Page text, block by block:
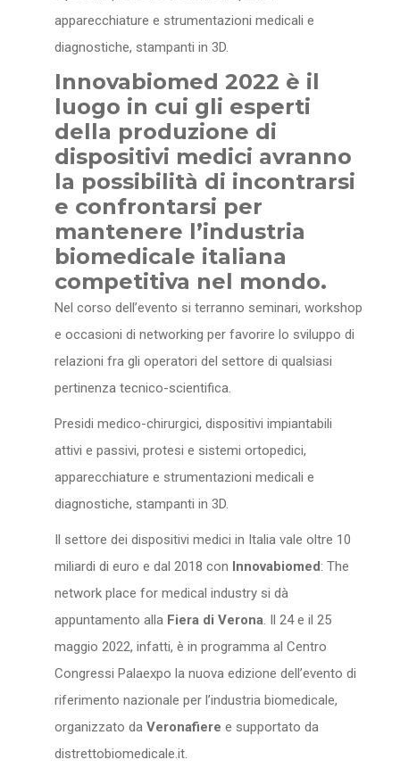
apparecchiature e strumentazioni medicali e
diagnostiche, stampanti in 3D.
Innovabiomed 2022 è il
luogo in cui gli esperti
della produzione di
dispositivi medici avranno
la possibilità di incontrarsi
e confrontarsi per
mantenere l’industria
biomedicale italiana
competitiva nel mondo.
Nel corso dell’evento si terranno seminari, workshop
e occasioni di networking per favorire lo sviluppo di
relazioni fra gli operatori del settore di qualsiasi
pertinenza tecnico-scientifica.
Presidi medico-chirurgici, dispositivi impiantabili
attivi e passivi, protesi e sistemi ortopedici,
apparecchiature e strumentazioni medicali e
diagnostiche, stampanti in 3D.
Il settore dei dispositivi medici in Italia vale oltre 10
miliardi di euro e dal 2018 con Innovabiomed : The
network place for medical industry si dà
appuntamento alla Fiera di Verona. Il 24 e il 25
maggio 2022, infatti, è in programma al Centro
Congressi Palaexpo la nuova edizione dell’evento di
riferimento nazionale per l’industria biomedicale,
organizzato daVeronafiere e supportato da
distrettobiomedicale.it.